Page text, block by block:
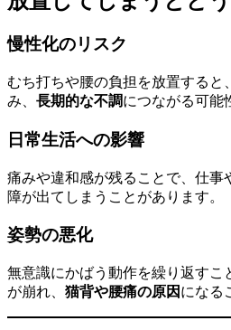
慢性化のリスク
むち打ちや腰の負担を放置すると
み、 長期的な不調につながる可能
日常生活への影響
痛みや違和感が残ることで、仕事
障が出てしまうことがあります。
姿勢の悪化
無意識にかばう動作を繰り返すこ
が崩れ、 猫背や腰痛の原因 になる